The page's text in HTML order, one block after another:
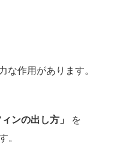
な作用があります。
ンの出し方」
を
。